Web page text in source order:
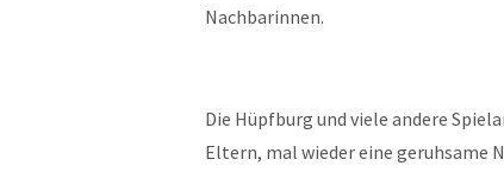
Nachbarinnen.
Die Hüpfburg und viele andere
Eltern, mal wieder eine geruhsame